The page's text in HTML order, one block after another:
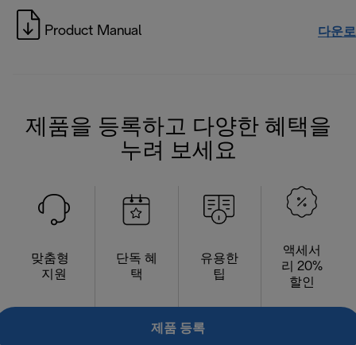
Product Manual 다운
제품을 등록하고 다양한 혜택을
누려 보세요
맞춤형
지원
단독 혜
택
유용한
팁
액세서
리 20%
할인
제품 등록